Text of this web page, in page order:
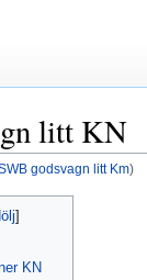
litt KN
godsvagn litt Km)
KN